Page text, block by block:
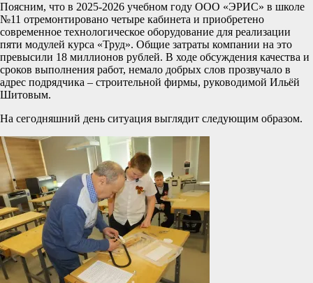
Поясним, что в 2025-2026 учебном году ООО «ЭРИС» в школе
№11 отремонтировано четыре кабинета и приобретено
современное технологическое оборудование для реализации
пяти модулей курса «Труд». Общие затраты компании на это
превысили 18 миллионов рублей. В ходе обсуждения качества и
сроков выполнения работ, немало добрых слов прозвучало в
адрес подрядчика – строительной фирмы, руководимой Ильёй
Шитовым.
На сегодняшний день ситуация выглядит следующим образом.